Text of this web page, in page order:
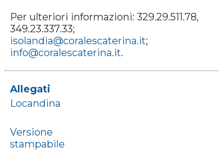
Per ulteriori informazioni: 329.29.511.78,
349.23.337.33;
isolandia@coralescaterina.it;
info@coralescaterina.it.
Allegati
Locandina
Versione
stampabile